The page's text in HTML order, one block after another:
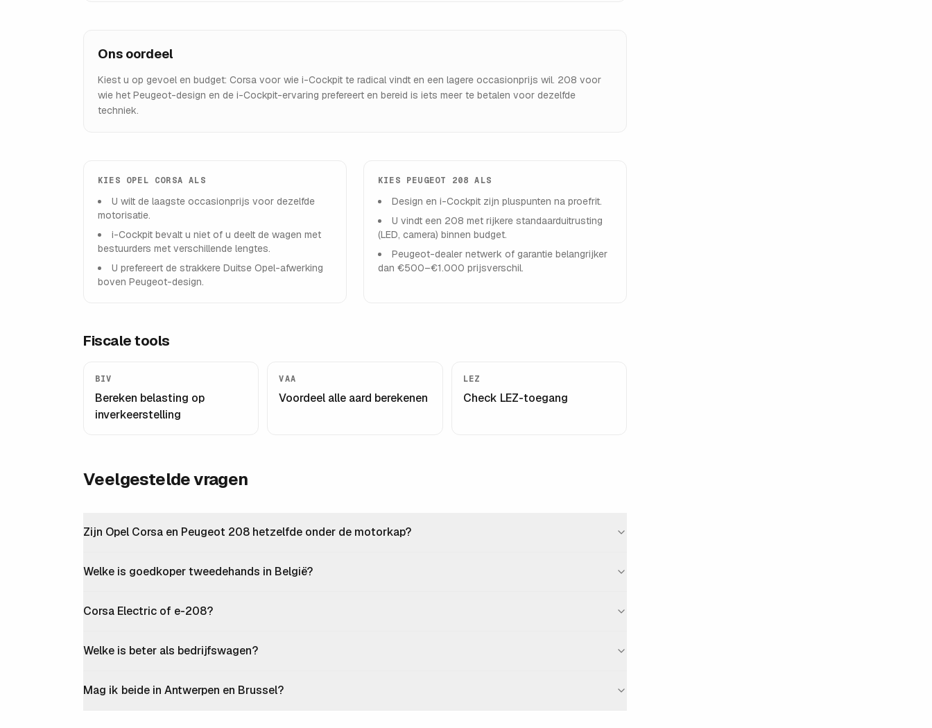
Ons oordeel
Kiest u op gevoel en budget: Corsa voor wie i-Cockpit te radical vindt en een lagere occasionprijs wil. 208 voor
wie het Peugeot-design en de i-Cockpit-ervaring prefereert en bereid is iets meer te betalen voor dezelfde
techniek.
KIES OPEL CORSA ALS
U wilt de laagste occasionprijs voor dezelfde
motorisatie.
i-Cockpit bevalt u niet of u deelt de wagen met
bestuurders met verschillende lengtes.
U prefereert de strakkere Duitse Opel-afwerking
boven Peugeot-design.
KIES PEUGEOT 208 ALS
Design en i-Cockpit zijn pluspunten na proefrit.
U vindt een 208 met rijkere standaarduitrusting
(LED, camera) binnen budget.
Peugeot-dealer netwerk of garantie belangrijker
dan €500–€1.000 prijsverschil.
Fiscale tools
BIV
Bereken belasting op
inverkeerstelling
VAA
Voordeel alle aard berekenen
LEZ
Check LEZ-toegang
Veelgestelde vragen
Zijn Opel Corsa en Peugeot 208 hetzelfde onder de motorkap?
Welke is goedkoper tweedehands in België?
Corsa Electric of e-208?
Welke is beter als bedrijfswagen?
Mag ik beide in Antwerpen en Brussel?